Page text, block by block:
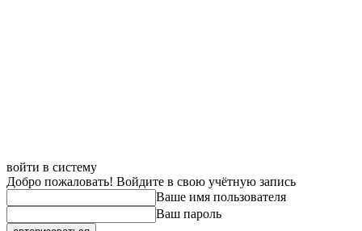
войти в систему
Добро пожаловать! Войдите в свою учётную запись
Ваше имя пользователя
Ваш пароль